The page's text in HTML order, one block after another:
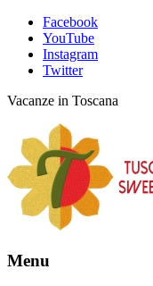
Facebook
YouTube
Instagram
Twitter
Vacanze in Toscana
Menu